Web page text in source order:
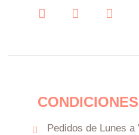
Pedidos de Lunes